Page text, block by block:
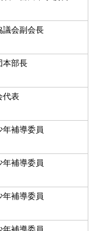
議会副会長
本部長
代表
補導委員
補導委員
補導委員